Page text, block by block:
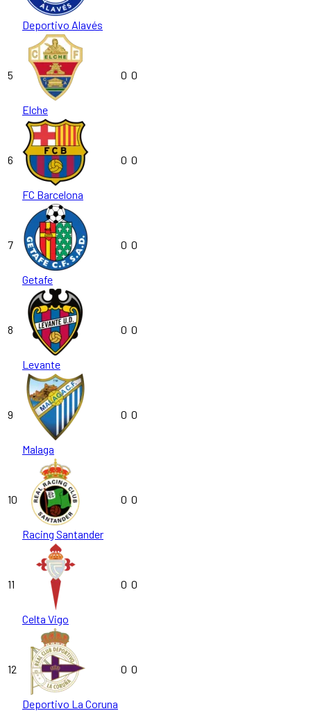
Deportivo Alavés
5
Elche
0 0
6
FC Barcelona
0 0
7
Getafe
0 0
8
Levante
0 0
9
Malaga
0 0
10
Racing Santander
0 0
11
Celta Vigo
0 0
12
Deportivo La Coruna
0 0